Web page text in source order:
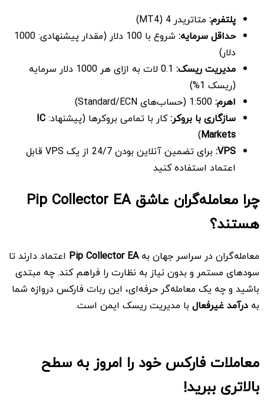
پلتفرم: متاتریدر 4 (MT4)
حداقل سرمایه:
شروع با 100 دلار (مقدار پیشنهادی: 1000
دلار)
مدیریت ریسک:
0.1 لات به ازای هر 1000 دلار سرمایه
(ریسک 1%)
اهرم:
سازگاری با بروکر:کار با تمامی بروکرها (پیشنهاد:IC
Markets
)
VPS:
برای تضمین آنلاین بودن 24/7 از یک VPS قابل
اعتماد استفاده کنید
چرا معامله‌گران عاشق Pip Collector EA
هستند؟
معامله‌گران در سراسر جهان بهPip Collector EA اعتماد دارند تا
سودهای مستمر و بدون نیاز به نظارت را فراهم کند. چه مبتدی
باشید و چه یک معامله‌گر حرفه‌ای، این ربات فارکس دروازه شما
به درآمد غیرفعال با مدیریت ریسک ایمن است.
معاملات فارکس خود را امروز به سطح
بالاتری ببرید!